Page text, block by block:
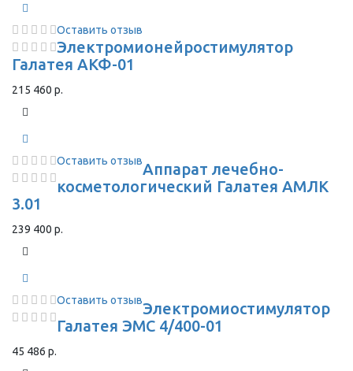
Оставить отзыв
Электромионейростимулятор
Галатея АКФ-01
215 460 р.
Оставить отзывАппарат лечебно-
косметологический Галатея АМЛК
3.01
239 400 р.
Оставить отзывЭлектромиостимулятор
Галатея ЭМС 4/400-01
45 486 р.